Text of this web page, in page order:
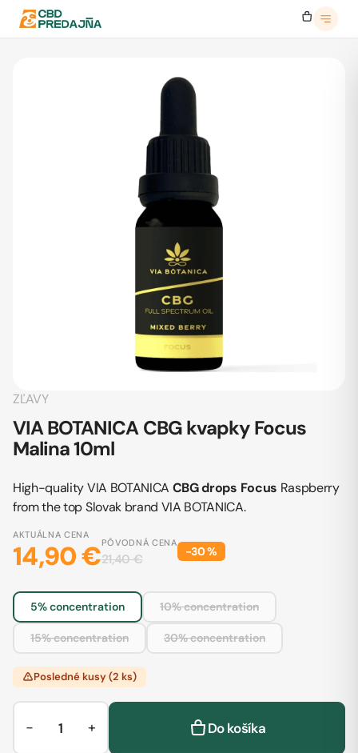
ZĽAVY
VIA BOTANICA CBG kvapky Focus
Malina 10ml
High-quality VIA BOTANICA CBG drops Focus Raspberry
from the top Slovak brand VIA BOTANICA.
AKTUÁLNA CENA
14,90 €PÔVODNÁ CENA
21,40 €
−30%
5% concentration 10% concentration
15% concentration 30% concentration
Posledné kusy (2 ks)
− + Do košíka